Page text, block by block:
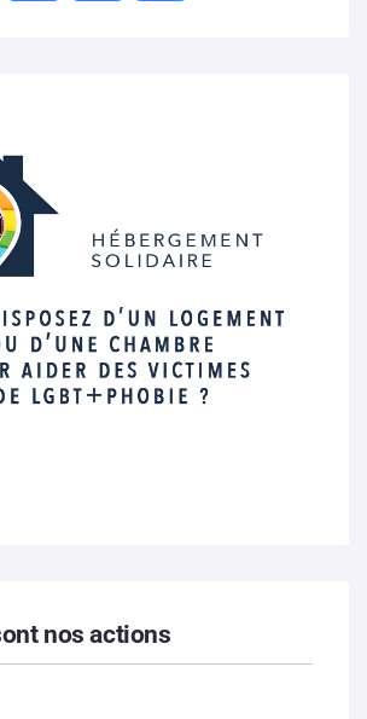
nos actions